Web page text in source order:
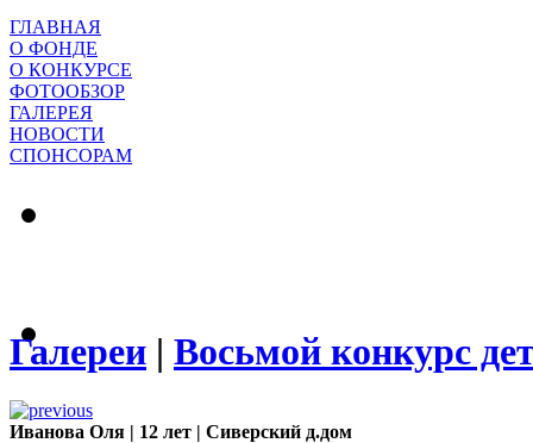
ГЛАВНАЯ
О ФОНДЕ
О КОНКУРСЕ
ФОТООБЗОР
ГАЛЕРЕЯ
НОВОСТИ
СПОНСОРАМ
Галереи | Восьмой конкурс
Иванова Оля | 12 лет | Сиверский д.дом